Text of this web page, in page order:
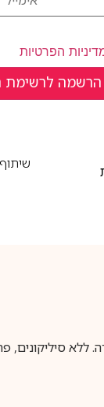
הפרטיות
ללא סיליקונים,